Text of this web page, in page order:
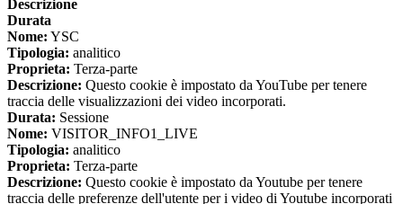
Descrizione
Durata
Nome: YSC
Tipologia: analitico
Proprieta: Terza-parte
Descrizione: Questo cookie è impostato da YouTube per tenere
traccia delle visualizzazioni dei video incorporati.
Durata: Sessione
Nome: VISITOR_INFO1_LIVE
Tipologia: analitico
Proprieta: Terza-parte
Descrizione: Questo cookie è impostato da Youtube per tenere
traccia delle preferenze dell'utente per i video di Youtube incorporati